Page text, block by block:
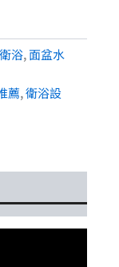
浴,面盆水
薦,衛浴設